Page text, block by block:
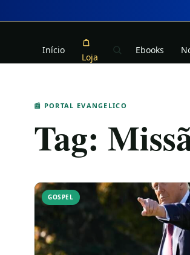
Início
Loja
Ebooks
📰 PORTAL EVANGELICO
Tag:
GOSPEL